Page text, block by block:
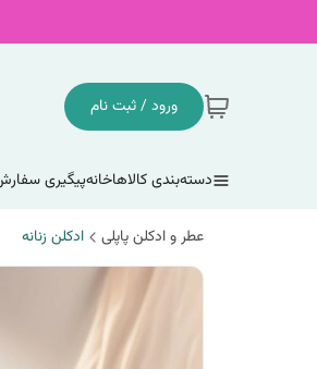
ورود / ثبت نام
دسته‌بندی کالاهاخانهپیگیری
عطر و ادکلن پاپلی ادکلن زنانه